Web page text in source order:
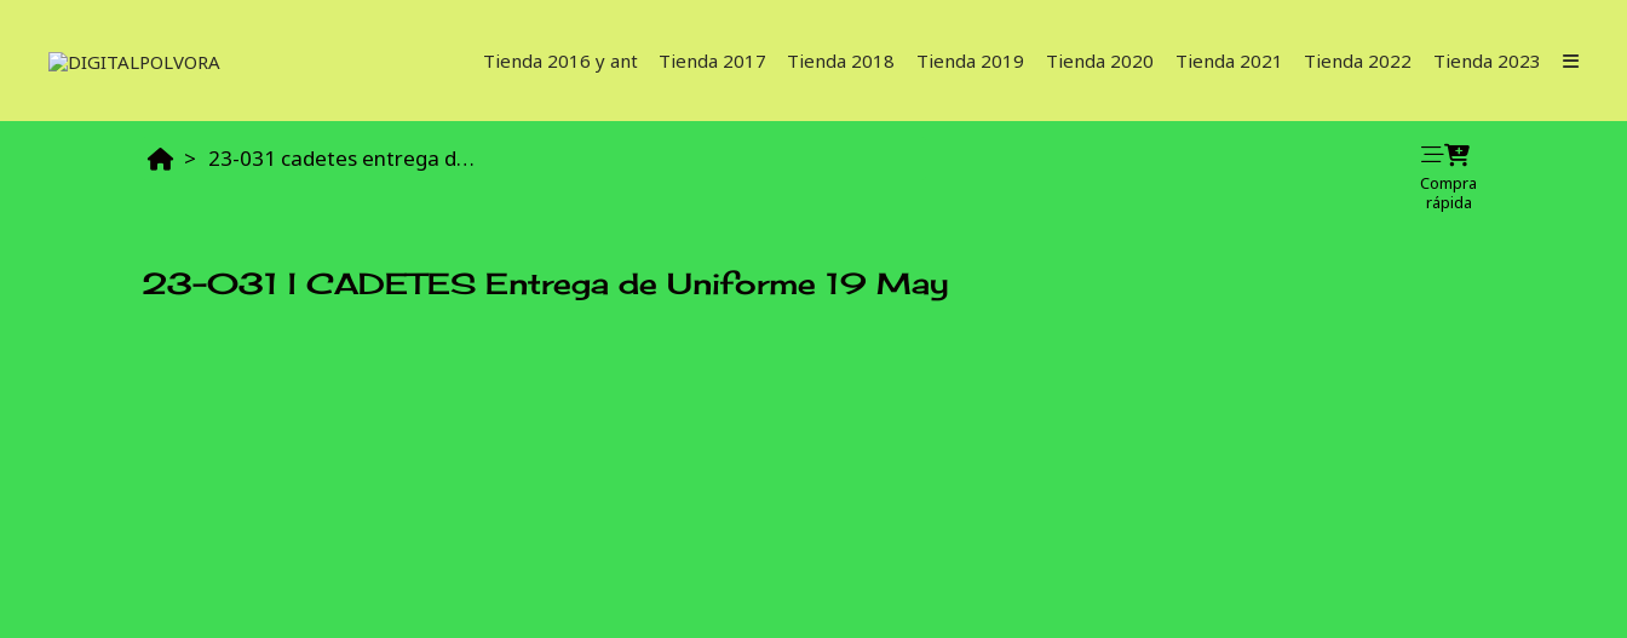
Tienda 2016 y ant Tienda 2017 Tienda 2018 Tienda 2019 Tienda 2020 Tienda 2021 Tienda 2022 Tienda 2023
23-031 cadetes entrega de uniforme 19 may
Compra
rápida
23-031 I CADETES Entrega de Uniforme 19 May